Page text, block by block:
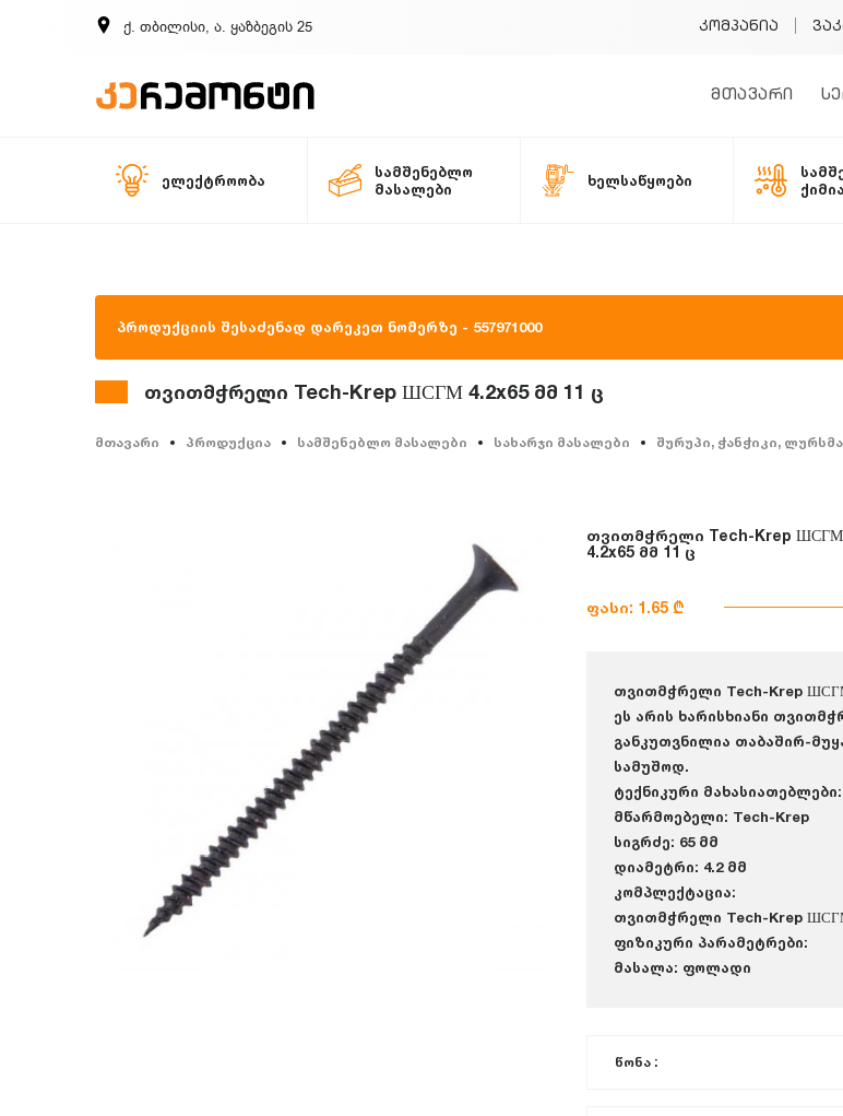
ქ. თბილისი, ა. ყაზბეგის 25 კომპანია
მთავარი
ელექტროობა
სამშენებლო
მასალები
ხელსაწყოები
ქიმია
პროდუქციის შესაძენად დარეკეთ ნომერზე - 557971000
თვითმჭრელი Tech-Krep ШСГМ 4.2x65 მმ 11 ც
მთავარი პროდუქცია სამშენებლო მასალები სახარჯი მასალები შურუპი, ჭანჭიკი,
თვითმჭრელი Tech-Krep ШСГМ
4.2x65 მმ 11 ც
ფასი: 1.65 ₾
თვითმჭრელი Tech-Krep
ეს არის ხარისხიანი
განკუთვნილია თაბაშირ-
სამუშოდ.
ტექნიკური მახასიათებლები:
მწარმოებელი: Tech-Krep
სიგრძე: 65 მმ
დიამეტრი: 4.2 მმ
კომპლექტაცია:
თვითმჭრელი Tech-Krep
ფიზიკური პარამეტრები:
მასალა: ფოლადი
წონა :